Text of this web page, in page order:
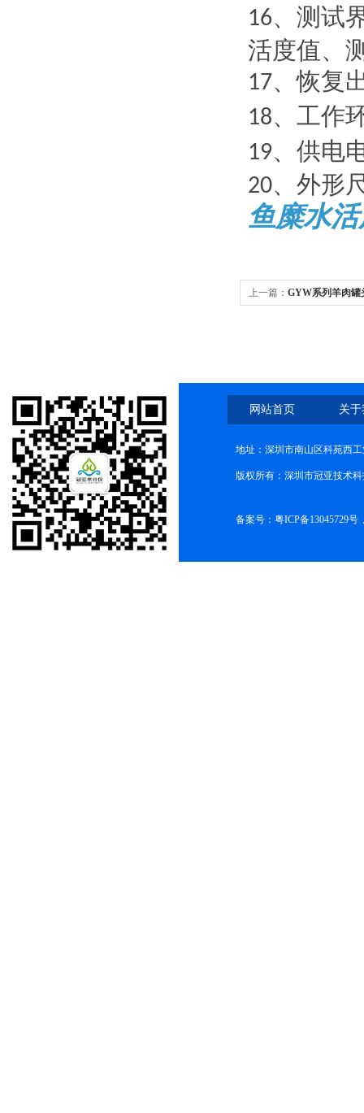
16、测试
活度值、
17、恢复
18、工作
19、供电
20、外形
鱼糜水
上一篇： GYW系列羊肉罐
网站首页 关
地址：深圳市南山区科苑西
版权所有：深圳市冠亚技术
备案号： 粤ICP备13045729号